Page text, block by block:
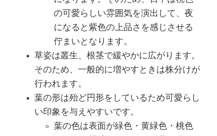
の可愛らしい雰囲気を演出して、夜
になると紫色の上品さを感じさせる
佇まいとなります。
草姿は叢生、根茎で緩やかに広がります。
そのため、一般的に増やすときは株分けが
行われます。
葉の形は殆ど円形をしているため可愛らし
い印象を与えやすいです。
葉の色は表面が緑色・黄緑色・桃色